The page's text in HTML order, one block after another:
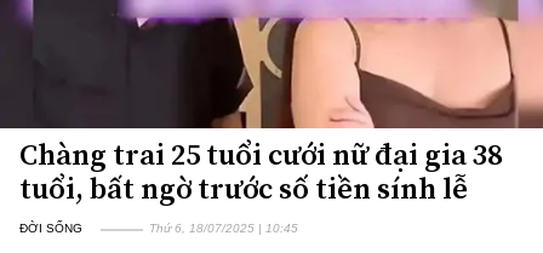
Chàng trai 25 tuổi cưới nữ đại gia 38
tuổi, bất ngờ trước số tiền sính lễ
ĐỜI SỐNG Thứ 6, 18/07/2025 | 10:45